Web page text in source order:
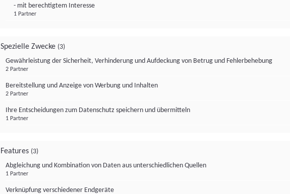
- mit berechtigtem Interesse
1 Partner
Spezielle Zwecke (3)
Gewährleistung der Sicherheit, Verhinderung und Aufdeckung von Betrug und Fehlerbehebung
2 Partner
Bereitstellung und Anzeige von Werbung und Inhalten
2 Partner
Ihre Entscheidungen zum Datenschutz speichern und übermitteln
1 Partner
Features (3)
Abgleichung und Kombination von Daten aus unterschiedlichen Quellen
1 Partner
Verknüpfung verschiedener Endgeräte